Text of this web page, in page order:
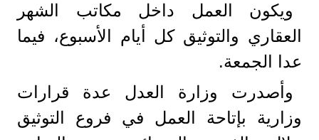
ويكون العمل داخل مكاتب الشهر
العقاري والتوثيق كل أيام الأسبوع، فيما
عدا الجمعة.
وأصدرت وزارة العدل عدة قرارات
وزارية بإتاحة العمل في فروع التوثيق